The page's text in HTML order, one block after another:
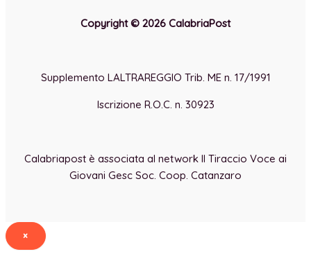
Copyright © 2026 CalabriaPost
Supplemento LALTRAREGGIO Trib. ME n. 17/1991
Iscrizione R.O.C. n. 30923
Calabriapost è associata al network Il Tiraccio Voce ai
Giovani Gesc Soc. Coop. Catanzaro
×